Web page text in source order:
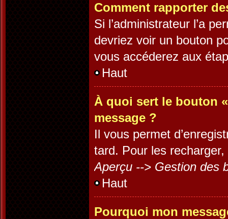
Comment rapporter
Si l’administrateur l’a
devriez voir un bouton
vous accéderez aux
Haut
À quoi sert le bouton
message ?
Il vous permet
tard. Pour les
Aperçu --> Gestion des
Haut
Pourquoi mon